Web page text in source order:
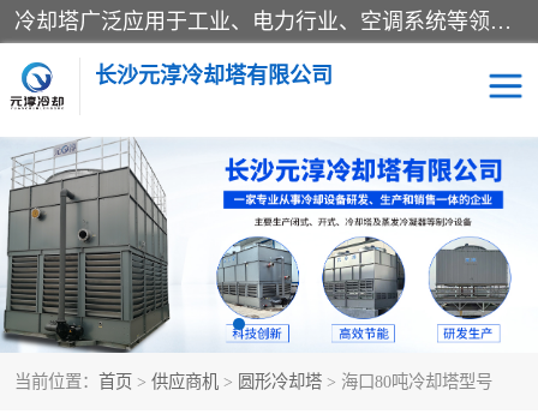
冷却塔广泛应用于工业、电力行业、空调系统等领域。在电力行业中，用于冷却发电机组的循环水；在工业生产中，如化工、冶金等行业，可降低生产过程中产生的热量；在空调系统中，为空调设备提供冷却水源
长沙元淳冷却塔有限公司
当前位置： 首页 > 供应商机 > 圆形冷却塔 > 海口80吨冷却塔型号
方形开式冷却塔 圆形冷却塔
闭式冷却塔 水箱
电控箱 水泵
板式换热器